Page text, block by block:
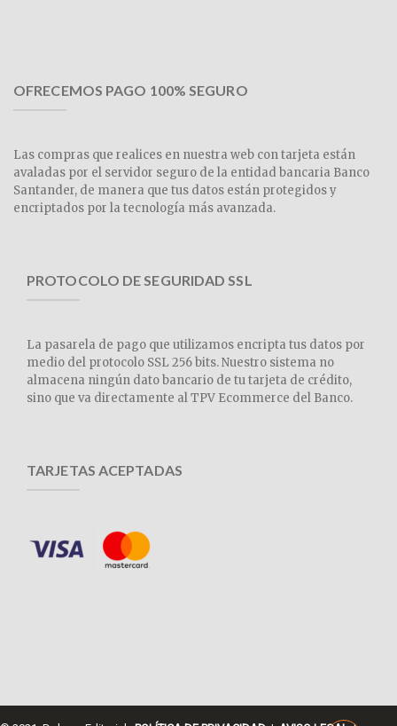
OFRECEMOS PAGO 100% SEGURO
Las compras que realices en nuestra web con tarjeta están
avaladas por el servidor seguro de la entidad bancaria Banco
Santander, de manera que tus datos están protegidos y
encriptados por la tecnología más avanzada.
PROTOCOLO DE SEGURIDAD SSL
La pasarela de pago que utilizamos encripta tus datos por
medio del protocolo SSL 256 bits. Nuestro sistema no
almacena ningún dato bancario de tu tarjeta de crédito,
sino que va directamente al TPV Ecommerce del Banco.
TARJETAS ACEPTADAS